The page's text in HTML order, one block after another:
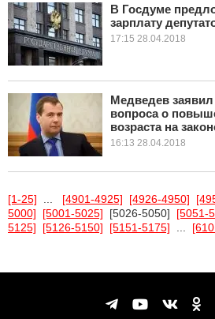
В Госдуме
зарплату
17:15 28.04.2018
Медведев
вопроса о
возраста на
16:13 28.04.2018
[1-25] [4901-4925] [4926-4950]
5000]
[5001-5025] [5026-5050] [5051-
5125]
[5126-5150] [5151-5175]